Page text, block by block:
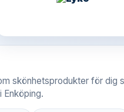
skönhetsprodukter för dig
Enköping.